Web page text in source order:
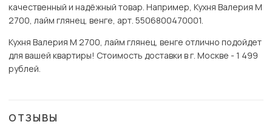
качественный и надёжный товар. Например, Кухня Валерия М
2700, лайм глянец, венге, арт. 5506800470001.
Кухня Валерия М 2700, лайм глянец, венге отлично подойдет
для вашей квартиры! Стоимость доставки в г. Москве - 1 499
рублей.
ОТЗЫВЫ